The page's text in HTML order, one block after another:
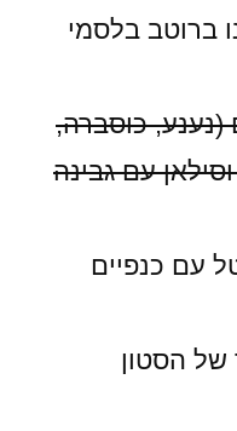
ברוטב בלסמי
כוסברה,
עם גבינה
עם כנפיים
של הסטון